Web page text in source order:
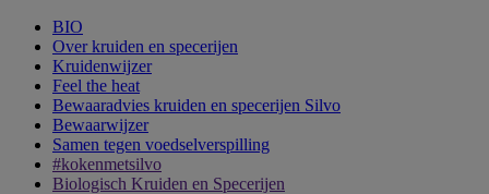
BIO
Over kruiden en specerijen
Kruidenwijzer
Feel the heat
Bewaaradvies kruiden en specerijen Silvo
Bewaarwijzer
Samen tegen voedselverspilling
#kokenmetsilvo
Biologisch Kruiden en Specerijen